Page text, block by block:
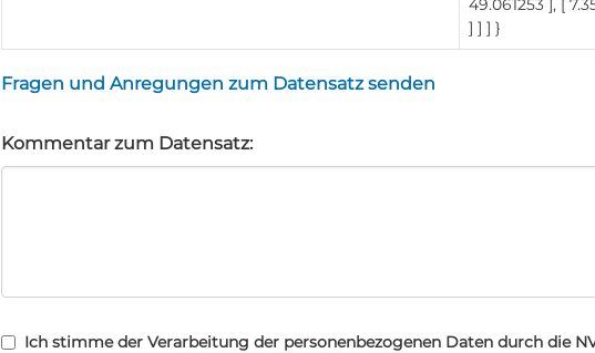
49.061253 ], [
] ] ] }
Fragen und Anregungen zum Datensatz senden
Kommentar zum Datensatz:
Ich stimme der Verarbeitung der personenbezogenen Daten durch die